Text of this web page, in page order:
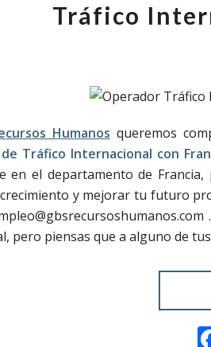
Tráfico
Humanos queremos
Tráfico Internacional con
en el departamento de
y mejorar tu futuro
pero piensas que a alguno de